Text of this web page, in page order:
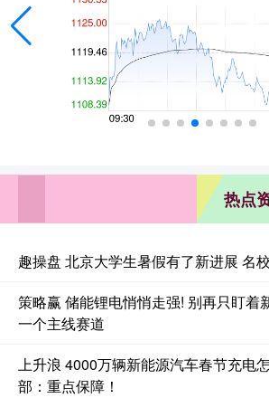
热点
趣操盘 北京大学生暑假有了新进展 名
策略赢 储能锂电悄悄走强! 别再只盯着
一个主线赛道
上升浪 4000万辆新能源汽车春节充电
部：重点保障！